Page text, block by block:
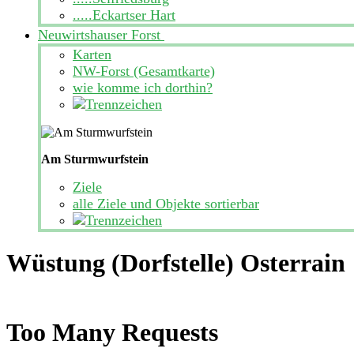
.....Eckartser Hart
Neuwirtshauser Forst
Karten
NW-Forst (Gesamtkarte)
wie komme ich dorthin?
Am Sturmwurfstein
Ziele
alle Ziele und Objekte sortierbar
Wüstung (Dorfstelle) Osterrain